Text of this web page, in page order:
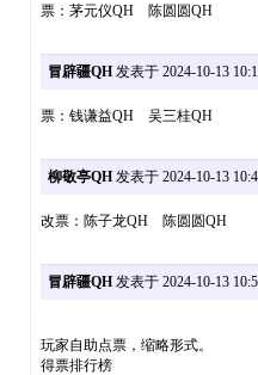
票：茅元仪QH 陈圆圆QH
冒辟疆QH发表于 2024-10-13
票：钱谦益QH 吴三桂QH
柳敬亭QH发表于 2024-10-13
改票：陈子龙QH 陈圆圆QH
冒辟疆QH发表于 2024-10-13
玩家自助点票，缩略形式。
得票排行榜